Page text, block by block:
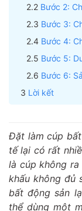
Bước 2:
Bước 3:
Bước 4:
Bước 5:
Bước 6:
Lời kết
Đặt làm cúp
tế lại có rất
là cúp không ra
khấu không đủ
bất động sản
thể dùng một